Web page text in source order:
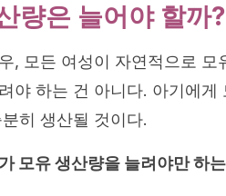
량은 늘어야 할까?
, 모든 여성이 자연적으로
야 하는 건 아니다. 아기에
히 생산될 것이다.
모유 생산량을 늘려야만 하